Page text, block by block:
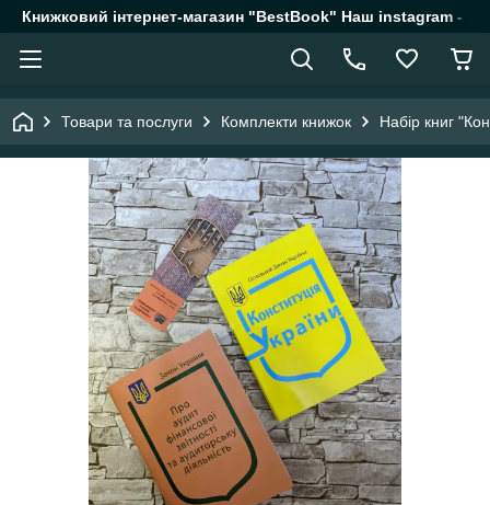
Книжковий інтернет-магазин "BestBook" Наш instagram -
Товари та послуги Комплекти книжок Набір книг